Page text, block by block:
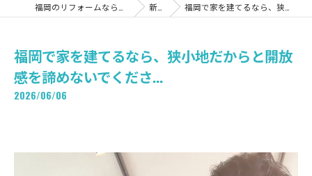
新着情報 福岡で家を建てるなら、狭小地だからと開放感を諦めないでくださ...
福岡で家を建てるなら、狭小地だからと開放
感を諦めないでくださ...
2026/06/06